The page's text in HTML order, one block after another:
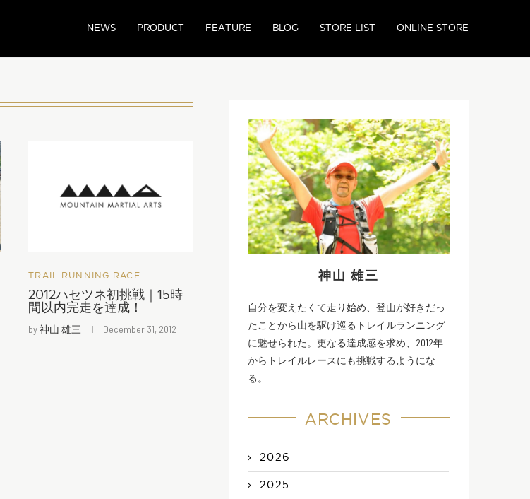
NEWS PRODUCT FEATURE BLOG STORE LIST ONLINE STORE
TRAIL RUNNING RACE
2012ハセツネ初挑戦｜15時
間以内完走を達成！
by神山 雄三 December 31, 2012
神山 雄三
自分を変えたくて走り始め、登山が好きだっ
たことから山を駆け巡るトレイルランニング
に魅せられた。更なる達成感を求め、2012年
からトレイルレースにも挑戦するようにな
る。
ARCHIVES
2026
2025